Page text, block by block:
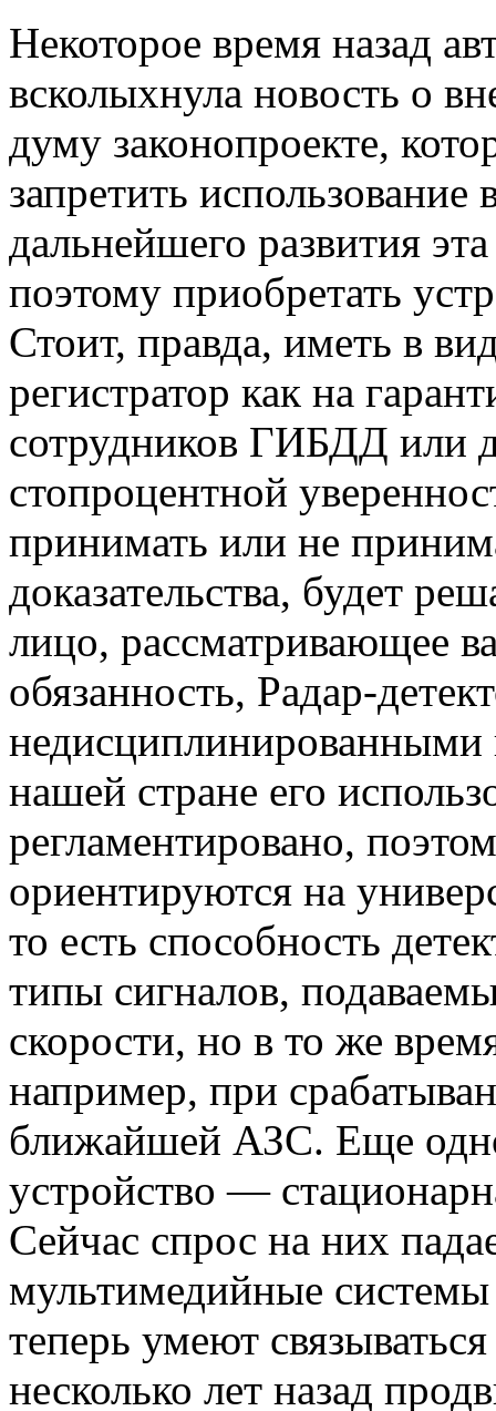
Некоторое время назад
всколыхнула новость о
думу законопроекте,
запретить
дальнейшего развития
поэтому приобретать
Стоит, правда, иметь в
регистратор как на
сотрудников ГИБДД или
стопроцентной
принимать или не
доказательства, будет
лицо, рассматривающее
обязанность, Радар-
недисциплинированными
нашей стране его
регламентировано,
ориентируются на
то есть способность
типы сигналов,
скорости, но в то же
например, при
ближайшей АЗС. Еще
устройство —
Сейчас спрос на них
мультимедийные
теперь умеют
несколько лет назад